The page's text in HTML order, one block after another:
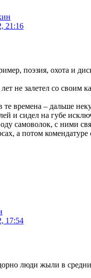
21:16
поэзия, охота и
не залетел со своим
те времена – дальше
и сидел на губе
самоволок, с ними
а потом комендатуре
17:54
люди жыли в